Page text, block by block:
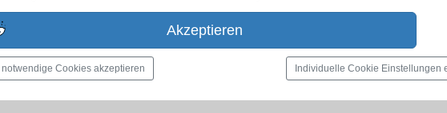
Akzeptieren
Cookies akzeptieren Individuelle Cookie Einstellungen